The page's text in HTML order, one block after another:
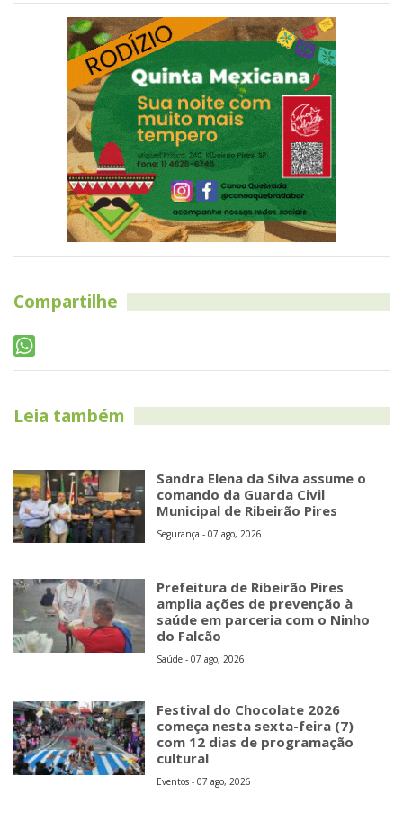
Compartilhe
Leia também
Sandra Elena da Silva assume o
comando da Guarda Civil
Municipal de Ribeirão Pires
Segurança - 07 ago, 2026
Prefeitura de Ribeirão Pires
amplia ações de prevenção à
saúde em parceria com o Ninho
do Falcão
Saúde - 07 ago, 2026
Festival do Chocolate 2026
começa nesta sexta-feira (7)
com 12 dias de programação
cultural
Eventos - 07 ago, 2026